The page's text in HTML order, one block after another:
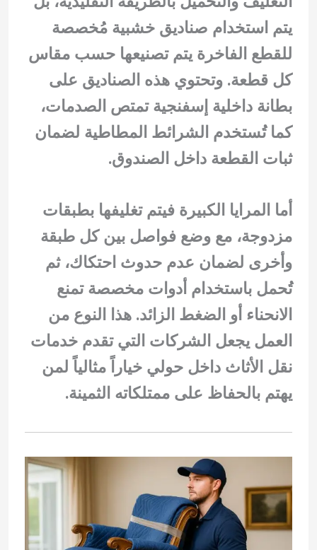
يتم استخدام صناديق خشبية مُخصصة
للقطع الفاخرة يتم تصنيعها حسب مقاس
كل قطعة. وتحتوي هذه الصناديق على
بطانة داخلية إسفنجية تمتص الصدمات،
كما تُستخدم الشرائط المطاطية لضمان
ثبات القطعة داخل الصندوق.
أما المرايا الكبيرة فيتم تغليفها بطبقات
مزدوجة، مع وضع فواصل بين كل طبقة
وأخرى لضمان عدم حدوث احتكاك، ثم
تُحمل باستخدام أدوات مخصصة تمنع
الانحناء أو الضغط الزائد. هذا النوع من
العمل يجعل الشركات التي تقدم خدمات
نقل الأثاث داخل حولي خياراً مثالياً لمن
يهتم بالحفاظ على ممتلكاته الثمينة.